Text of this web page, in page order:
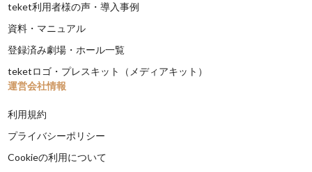
teket利用者様の声・導入事例
資料・マニュアル
登録済み劇場・ホール一覧
teketロゴ・プレスキット（メディアキット）
運営会社情報
利用規約
プライバシーポリシー
Cookieの利用について